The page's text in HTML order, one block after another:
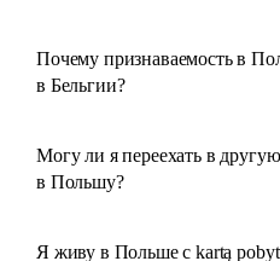
Почему признаваемость в
в Бельгии?
Могу ли я переехать в
в Польшу?
Я живу в Польше с kartą